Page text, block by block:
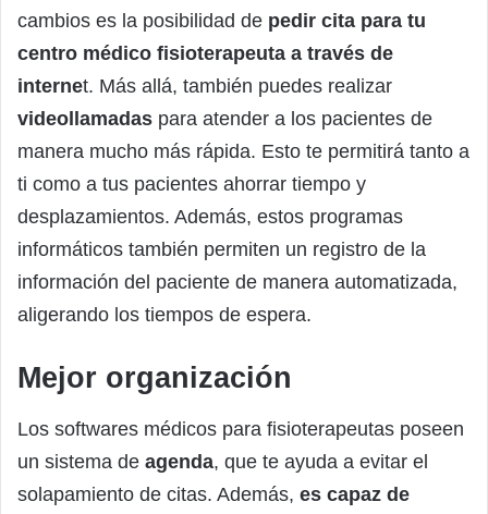
cambios es la posibilidad de pedir cita para tu
centro médico fisioterapeuta a través de
internet. Más allá, también puedes realizar
videollamadas para atender a los pacientes de
manera mucho más rápida. Esto te permitirá tanto a
ti como a tus pacientes ahorrar tiempo y
desplazamientos. Además, estos programas
informáticos también permiten un registro de la
información del paciente de manera automatizada,
aligerando los tiempos de espera.
Mejor organización
Los softwares médicos para fisioterapeutas poseen
un sistema de agenda, que te ayuda a evitar el
solapamiento de citas. Además, es capaz de